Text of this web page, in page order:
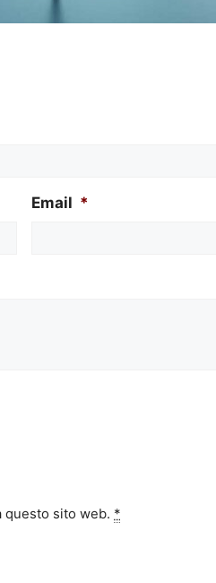
Email *
questo sito web. *